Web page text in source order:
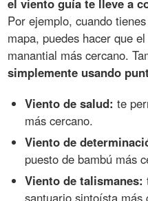
el viento guía te lleve a
Por ejemplo, cuando
mapa, puedes hacer que
manantial más cercano.
simplemente usando
Viento de salud: te
más cercano.
Viento de
puesto de bambú más
Viento de talismanes:
santuario sintoísta más